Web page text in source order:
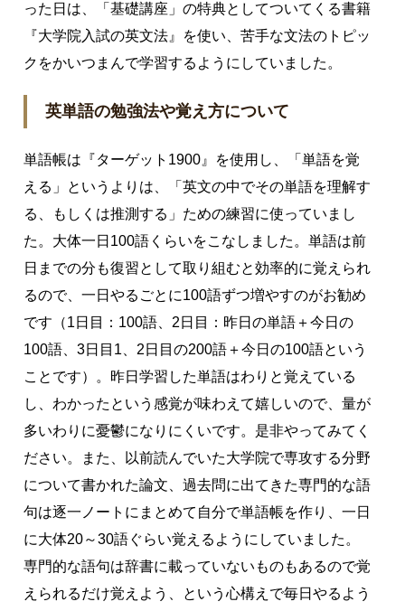
った日は、「基礎講座」の特典としてついてくる書籍
『大学院入試の英文法』を使い、苦手な文法のトピッ
クをかいつまんで学習するようにしていました。
英単語の勉強法や覚え方について
単語帳は『ターゲット1900』を使用し、「単語を覚
える」というよりは、「英文の中でその単語を理解す
る、もしくは推測する」ための練習に使っていまし
た。大体一日100語くらいをこなしました。単語は前
日までの分も復習として取り組むと効率的に覚えられ
るので、一日やるごとに100語ずつ増やすのがお勧め
です（1日目：100語、2日目：昨日の単語＋今日の
100語、3日目1、2日目の200語＋今日の100語という
ことです）。昨日学習した単語はわりと覚えている
し、わかったという感覚が味わえて嬉しいので、量が
多いわりに憂鬱になりにくいです。是非やってみてく
ださい。また、以前読んでいた大学院で専攻する分野
について書かれた論文、過去問に出てきた専門的な語
句は逐一ノートにまとめて自分で単語帳を作り、一日
に大体20～30語ぐらい覚えるようにしていました。
専門的な語句は辞書に載っていないものもあるので覚
えられるだけ覚えよう、という心構えで毎日やるよう